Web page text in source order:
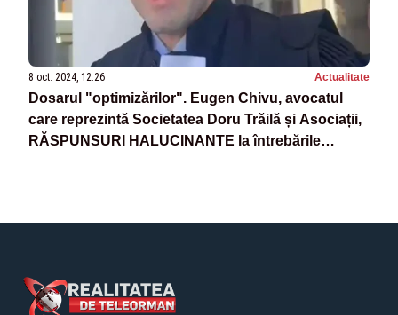
8 oct. 2024, 12:26 Actualitate
Dosarul "optimizărilor". Eugen Chivu, avocatul
care reprezintă Societatea Doru Trăilă și Asociații,
RĂSPUNSURI HALUCINANTE la întrebările